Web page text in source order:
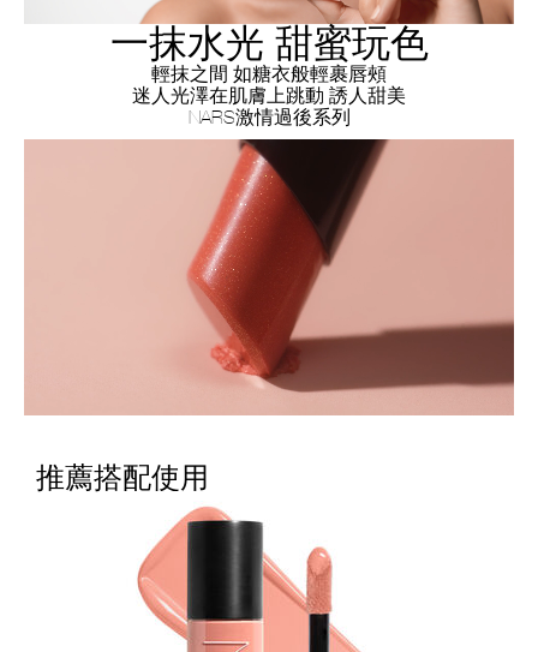
一抹水光 甜蜜玩色
輕抹之間 如糖衣般輕裹唇頰
迷人光澤在肌膚上跳動 誘人甜美
NARS激情過後系列
推薦搭配使用